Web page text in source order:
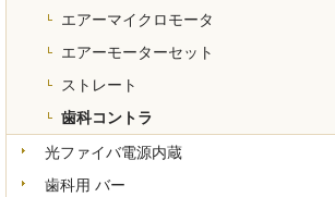
エアーマイクロモータ
エアーモーターセット
ストレート
歯科コントラ
光ファイバ電源内蔵
歯科用 バー